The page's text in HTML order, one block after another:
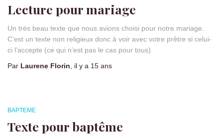
Lecture pour mariage
Un très beau texte que nous avions choisi pour notre mariage.
C’est un texte non religieux donc à voir avec votre prêtre si celui-
ci l’accepte (ce qui n’est pas le cas pour tous)
Par Laurene Florin , il y a 15 ans
BAPTEME
Texte pour baptême